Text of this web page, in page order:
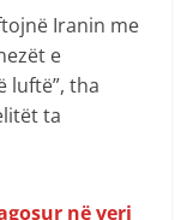
Iranin me
e
luftë”, tha
ta
në veri